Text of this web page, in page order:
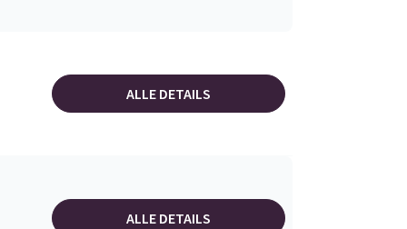
ALLE DETAILS
ALLE DETAILS